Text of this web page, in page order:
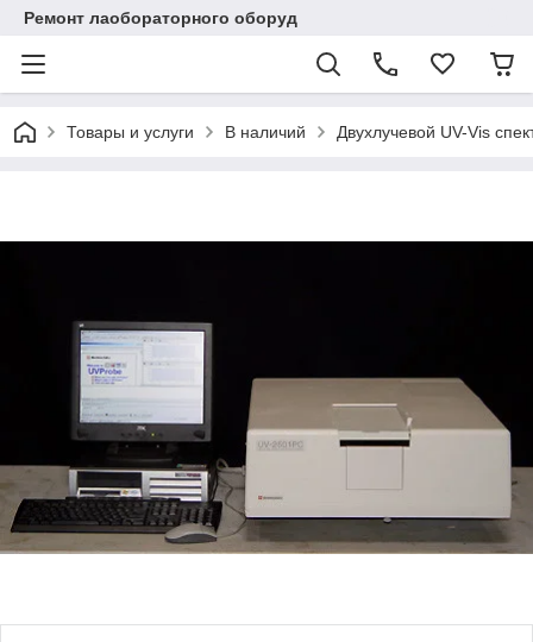
Ремонт лаобораторного оборуд
Товары и услуги В наличий Двухлучевой UV-Vis